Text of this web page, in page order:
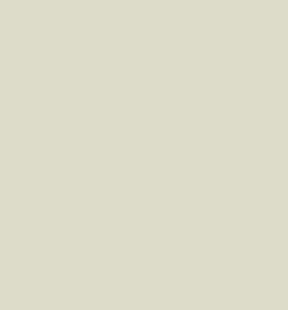
sammanträden, kurser och utställningar.